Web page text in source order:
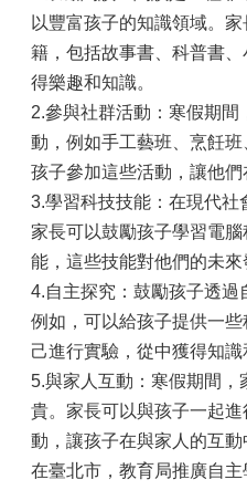
以豐富孩子的知識領域。
籍，包括故事書、科普書
得樂趣和知識。
2.參與社群活動：寒假期
動，例如手工藝班、烹飪
孩子參加這些活動，讓他們
3.學習科技技能：在現代社
家長可以鼓勵孩子學習電
能，這些技能對他們的未來
4.自主探究：鼓勵孩子透過
例如，可以給孩子提供一
己進行實驗，從中獲得知識
5.與家人互動：寒假期間
貴。家長可以與孩子一起
動，讓孩子在與家人的互動
在臺北市，教育局推廣自